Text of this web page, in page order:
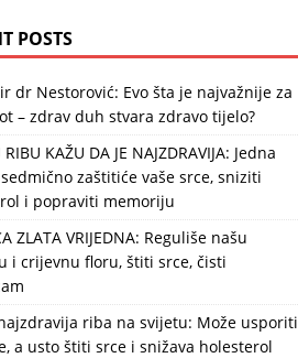
POSTS
dr Nestorović: Evo šta je najvažnije za
– zdrav duh stvara zdravo tijelo?
KAŽU DA JE NAJZDRAVIJA: Jedna
zaštitiće vaše srce, sniziti
i popraviti memoriju
ZLATA VRIJEDNA: Reguliše našu
i crijevnu floru, štiti srce, čisti
riba na svijetu: Može usporiti
a usto štiti srce i snižava holesterol